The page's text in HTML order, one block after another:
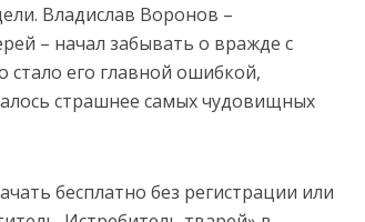
Владислав Воронов –
– начал забывать о вражде с
его главной ошибкой,
страшнее самых чудовищных
бесплатно без регистрации или